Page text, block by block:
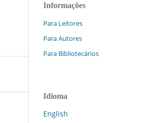
Informações
Para Leitores
Para Autores
Para Bibliotecários
Idioma
English